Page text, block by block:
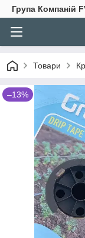
Група Компаній
Товари
–13%